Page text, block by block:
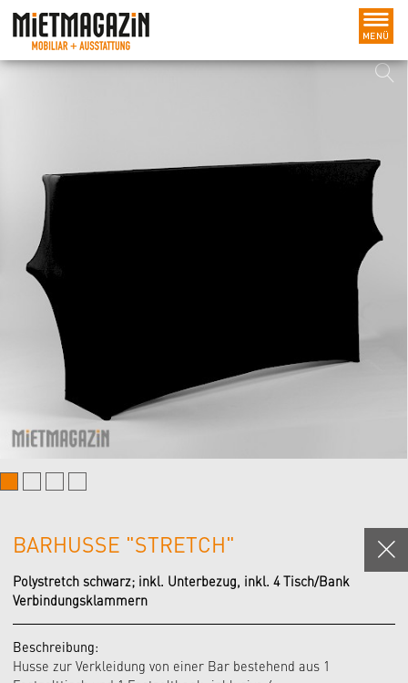
BARHUSSE "STRETCH"
Polystretch schwarz; inkl. Unterbezug, inkl. 4 Tisch/Bank
Verbindungsklammern
Beschreibung:
Husse zur Verkleidung von einer Bar bestehend aus 1